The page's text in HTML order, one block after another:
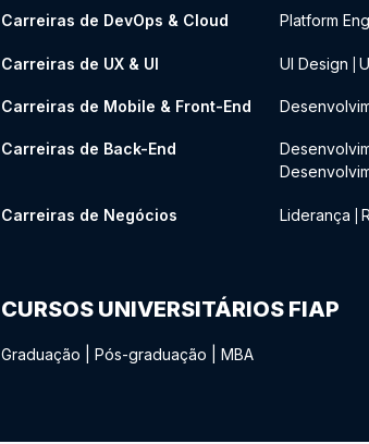
Carreiras de DevOps & Cloud Platform
Carreiras de UX & UI UI Design
Carreiras de Mobile & Front-End
Carreiras de Back-End
Carreiras de Negócios Liderança
CURSOS UNIVERSITÁRIOS FIAP
Graduação Pós-graduação MBA